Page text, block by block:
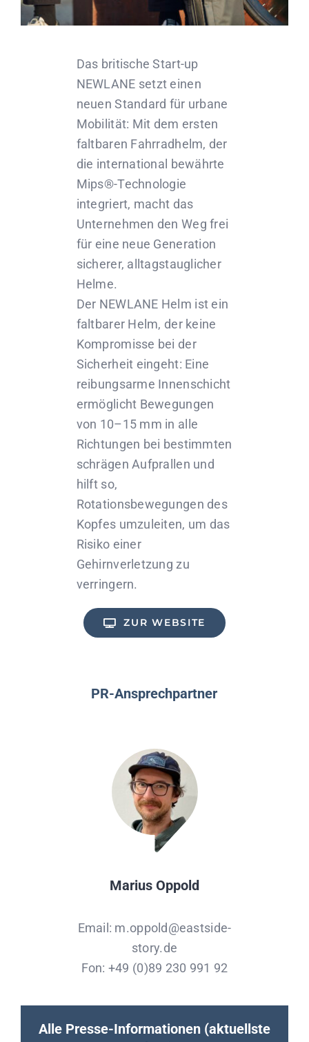
Das britische Start-up
NEWLANE setzt einen
neuen Standard für urbane
Mobilität: Mit dem ersten
faltbaren Fahrradhelm, der
die international bewährte
Mips®-Technologie
integriert, macht das
Unternehmen den Weg frei
für eine neue Generation
sicherer, alltagstauglicher
Helme.
Der NEWLANE Helm ist ein
faltbarer Helm, der keine
Kompromisse bei der
Sicherheit eingeht: Eine
reibungsarme Innenschicht
ermöglicht Bewegungen
von 10–15 mm in alle
Richtungen bei bestimmten
schrägen Aufprallen und
hilft so,
Rotationsbewegungen des
Kopfes umzuleiten, um das
Risiko einer
Gehirnverletzung zu
verringern.
ZUR WEBSITE
PR-Ansprechpartner
Marius Oppold
Email: m.oppold@eastside-
story.de
Fon: +49 (0)89 230 991 92
Alle Presse-Informationen (aktuellste